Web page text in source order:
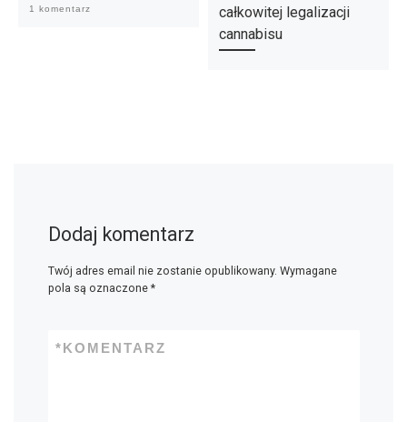
1 komentarz
całkowitej legalizacji
cannabisu
Dodaj komentarz
Twój adres email nie zostanie opublikowany. Wymagane
pola są oznaczone *
KOMENTARZ
*